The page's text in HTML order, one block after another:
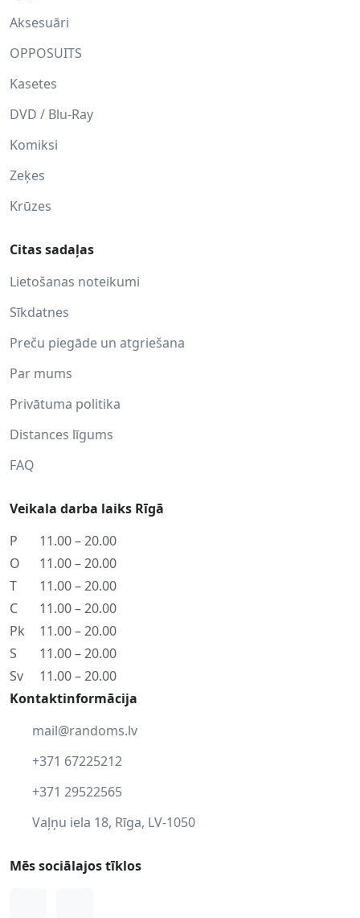
Aksesuāri
OPPOSUITS
Kasetes
DVD / Blu-Ray
Komiksi
Zeķes
Krūzes
Citas sadaļas
Lietošanas noteikumi
Sīkdatnes
Preču piegāde un atgriešana
Par mums
Privātuma politika
Distances līgums
FAQ
Veikala darba laiks Rīgā
P
11.00 – 20.00
O
11.00 – 20.00
T
11.00 – 20.00
C
11.00 – 20.00
Pk
11.00 – 20.00
S
11.00 – 20.00
Sv
11.00 – 20.00
Kontaktinformācija
mail@randoms.lv
+371 67225212
+371 29522565
Vaļņu iela 18, Rīga, LV-1050
Mēs sociālajos tīklos